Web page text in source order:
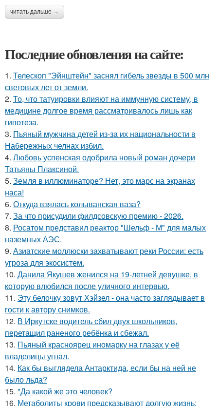
читать дальше →
Последние обновления на сайте:
1. Телескоп "Эйнштейн" заснял гибель звезды в 500 млн
световых лет от земли.
2. То, что татуировки влияют на иммунную систему, в
медицине долгое время рассматривалось лишь как
гипотеза.
3. Пьяный мужчина детей из-за их национальности в
Набережных челнах избил.
4. Любовь успенская одобрила новый роман дочери
Татьяны Плаксиной.
5. Земля в иллюминаторе? Нет, это марс на экранах
наса!
6. Откуда взялась колыванская ваза?
7. За что присудили филдсовскую премию - 2026.
8. Росатом представил реактор "Шельф - М" для малых
наземных АЭС.
9. Азиатские моллюски захватывают реки России: есть
угроза для экосистем.
10. Данила Якушев женился на 19-летней девушке, в
которую влюбился после уличного интервью.
11. Эту белочку зовут Хэйзел - она часто заглядывает в
гости к автору снимков.
12. В Иркутске водитель сбил двух школьников,
перетащил раненого ребёнка и сбежал.
13. Пьяный красноярец иномарку на глазах у её
владелицы угнал.
14. Как бы выглядела Антарктида, если бы на ней не
было льда?
15. "Да какой же это человек?
16. Метаболиты крови предсказывают долгую жизнь: